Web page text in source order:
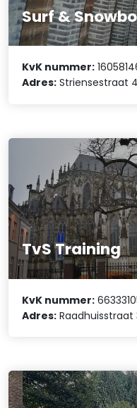
Surf &
KvK nummer:
Adres: Striensestraat
TvS Training
KvK nummer:
Adres: Raadhuisstraat